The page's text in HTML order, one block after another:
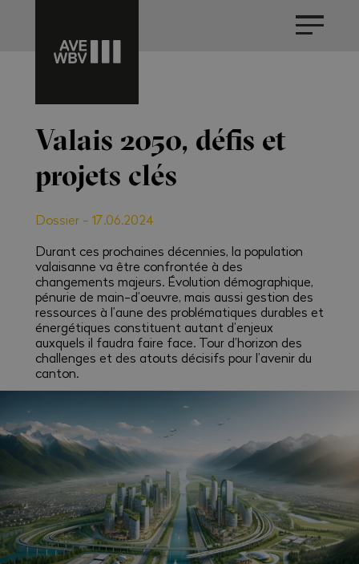
Valais 2050, défis et
projets clés
Dossier- 17.06.2024
Durant ces prochaines décennies, la population
valaisanne va être confrontée à des
changements majeurs. Évolution démographique,
pénurie de main-d’oeuvre, mais aussi gestion des
ressources à l’aune des problématiques durables et
énergétiques constituent autant d’enjeux
auxquels il faudra faire face. Tour d’horizon des
challenges et des atouts décisifs pour l’avenir du
canton.